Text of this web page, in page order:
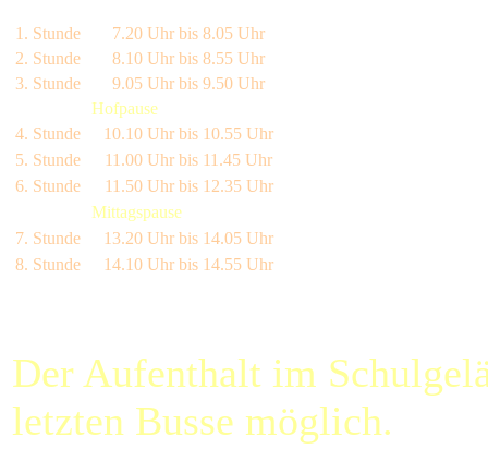
1. Stunde 7.20 Uhr bis 8.05 Uhr
2. Stunde
8.10 Uhr bis 8.55 Uhr
3. Stunde
9.05 Uhr bis 9.50 Uhr
Hofpause
4. Stunde
10.10 Uhr bis 10.55 Uhr
5. Stunde
11.00 Uhr bis 11.45 Uhr
6. Stunde
11.50 Uhr bis 12.35 Uhr
Mittagspause
7. Stunde
13.20 Uhr bis 14.05 Uhr
8. Stunde
14.10 Uhr bis 14.55 Uhr
Der Aufenthalt im
letzten Busse möglich.